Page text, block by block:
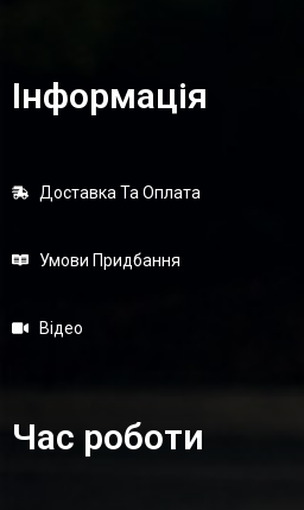
Інформація
Доставка Та Оплата
Умови Придбання
Відео
Час роботи